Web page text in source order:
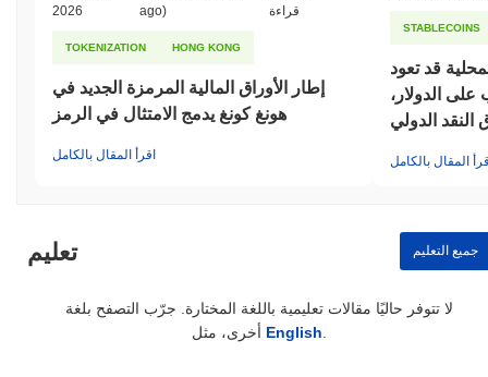
2026
ago)
قراءة
TOKENIZATION HONG KONG
إطار الأوراق المالية المرمزة الجديد في
هونغ كونغ يدمج الامتثال في الرمز
اقرأ المقال بالكامل
STABLECOINS
قد تعود
الدولار،
الدولي
المقال بالكامل
تعليم جميع التعليم
لا تتوفر حاليًا مقالات تعليمية باللغة المختارة. جرّب التصفح بلغة
English